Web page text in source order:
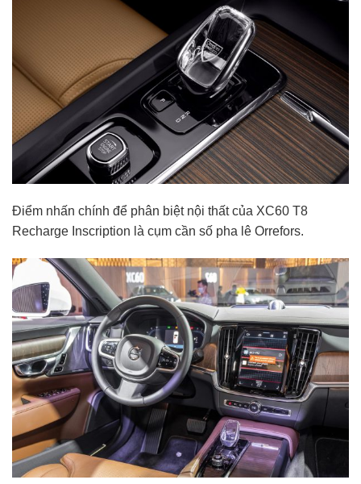
Điểm nhấn chính để phân biệt nội thất của XC60 T8
Recharge Inscription là cụm cần số pha lê Orrefors.